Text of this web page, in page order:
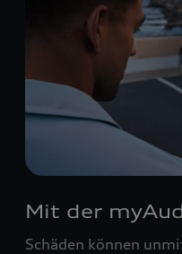
Mit der
Schäden können